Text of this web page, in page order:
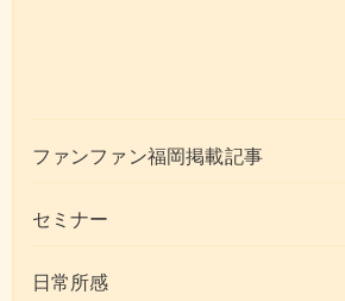
ファンファン福岡掲載記事
セミナー
日常所感